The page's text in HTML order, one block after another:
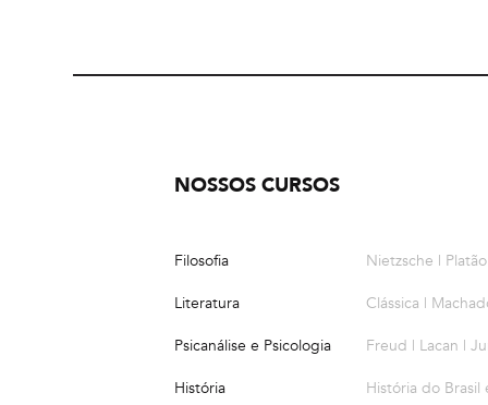
NOSSOS CURSOS
Filosofia Nietzsche |
Literatura Clássica |
Psicanálise e Psicologia Freud | Lacan |
História História do